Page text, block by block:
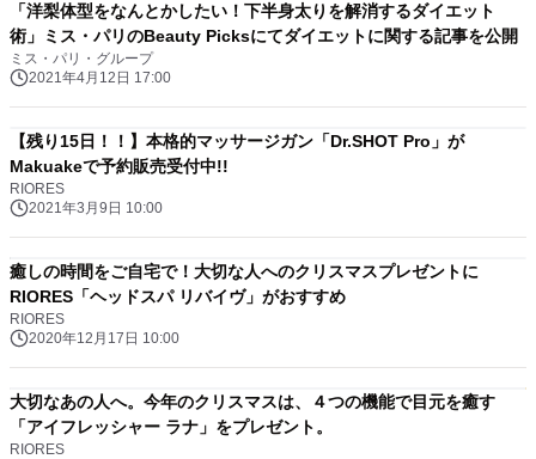
「洋梨体型をなんとかしたい！下半身太りを解消するダイエット
術」ミス・パリのBeauty Picksにてダイエットに関する記事を公開
ミス・パリ・グループ
2021年4月12日 17:00
【残り15日！！】本格的マッサージガン「Dr.SHOT Pro」が
Makuakeで予約販売受付中!!
RIORES
2021年3月9日 10:00
癒しの時間をご自宅で！大切な人へのクリスマスプレゼントに
RIORES「ヘッドスパ リバイヴ」がおすすめ
RIORES
2020年12月17日 10:00
大切なあの人へ。今年のクリスマスは、４つの機能で目元を癒す
「アイフレッシャー ラナ」をプレゼント。
RIORES